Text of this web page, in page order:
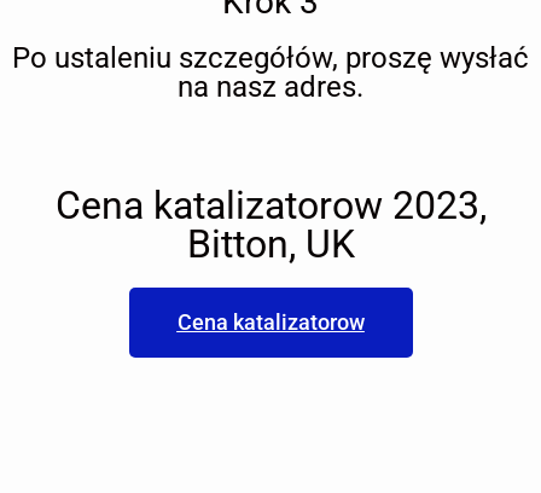
Po ustaleniu szczegółów, proszę wysłać
na nasz adres.
Cena katalizatorow 2023,
Bitton, UK
Cena katalizatorow